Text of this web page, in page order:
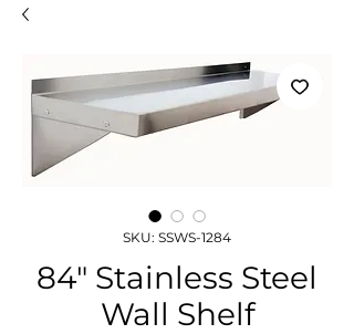
SKU: SSWS-1284
84″ Stainless Steel
Wall Shelf